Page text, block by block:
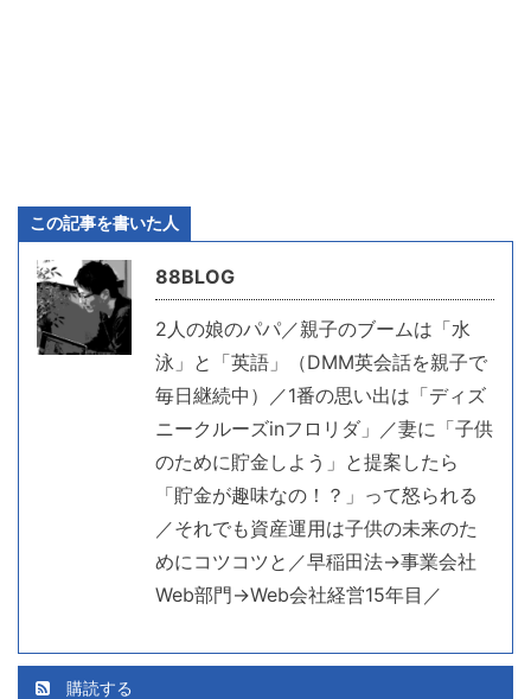
この記事を書いた人
88BLOG
2人の娘のパパ／親子のブームは「水
泳」と「英語」（DMM英会話を親子で
毎日継続中）／1番の思い出は「ディズ
ニークルーズinフロリダ」／妻に「子供
のために貯金しよう」と提案したら
「貯金が趣味なの！？」って怒られる
／それでも資産運用は子供の未来のた
めにコツコツと／早稲田法→事業会社
Web部門→Web会社経営15年目／
購読する